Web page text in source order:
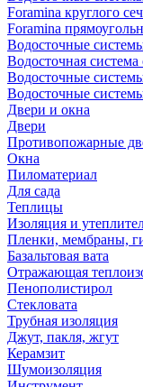
Foramina круглого
Foramina
Водосточные
Водосточная
Водосточные
Водосточные
Двери и окна
Двери
Противопожарные
Окна
Пиломатериал
Для сада
Теплицы
Изоляция и
Пленки, мембраны,
Базальтовая вата
Отражающая
Пенополистирол
Стекловата
Трубная изоляция
Джут, пакля, жгут
Керамзит
Шумоизоляция